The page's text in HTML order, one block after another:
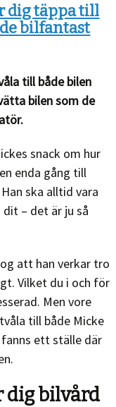
dig täppa till
bilfantast
till både bilen
bilen som de
snack om hur
enda gång till
ska alltid vara
– det är ju så
att han verkar tro
Vilket du i och för
Men vore
till både Micke
fanns ett ställe där
dig bilvård